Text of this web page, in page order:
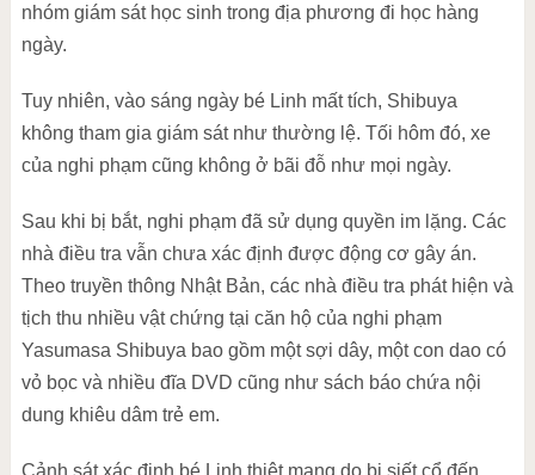
nhóm giám sát học sinh trong địa phương đi học hàng
ngày.
Tuy nhiên, vào sáng ngày bé Linh mất tích, Shibuya
không tham gia giám sát như thường lệ. Tối hôm đó, xe
của nghi phạm cũng không ở bãi đỗ như mọi ngày.
Sau khi bị bắt, nghi phạm đã sử dụng quyền im lặng. Các
nhà điều tra vẫn chưa xác định được động cơ gây án.
Theo truyền thông Nhật Bản, các nhà điều tra phát hiện và
tịch thu nhiều vật chứng tại căn hộ của nghi phạm
Yasumasa Shibuya bao gồm một sợi dây, một con dao có
vỏ bọc và nhiều đĩa DVD cũng như sách báo chứa nội
dung khiêu dâm trẻ em.
Cảnh sát xác định bé Linh thiệt mạng do bị siết cổ đến